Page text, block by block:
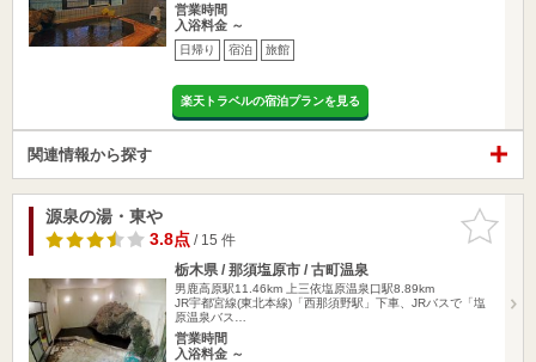
営業時間
入浴料金 ～
日帰り 宿泊 旅館
楽天トラベルの宿泊プランを見る
関連情報から探す
お気に入
りに追加
源泉の湯・東や
3.8点/ 15 件
栃木県 / 那須塩原市 / 古町温泉
男鹿高原駅11.46km
上三依塩原温泉口駅8.89km
JR宇都宮線(東北本線)「西那須野駅」下車、JRバスで「塩
原温泉バス…
営業時間
入浴料金 ～